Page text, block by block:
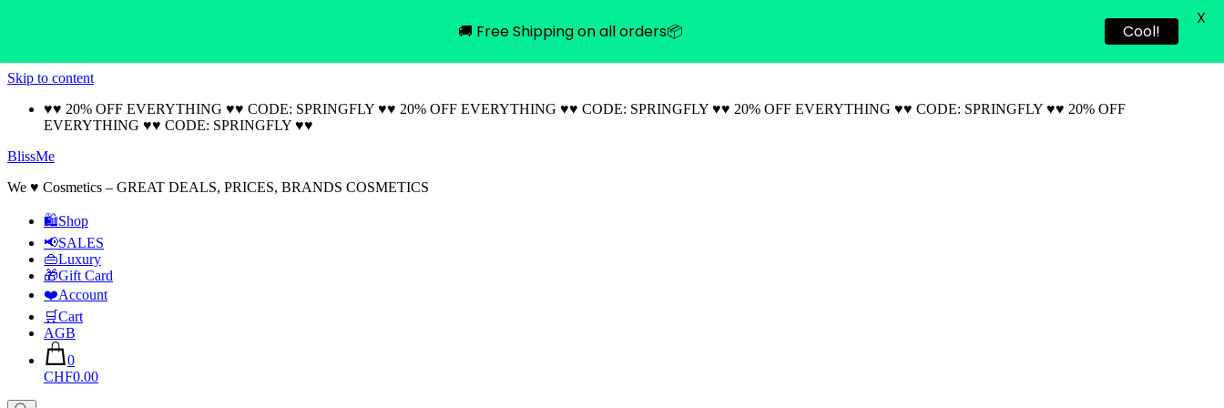
Skip to content
♥♥ 20% OFF EVERYTHING ♥♥ CODE: SPRINGFLY ♥♥ 20% OFF EVERYTHING ♥♥ CODE: SPRINGFLY ♥♥ 20% OFF EVERYTHING ♥♥ CODE: SPRINGFLY ♥♥ 20% OFF
EVERYTHING ♥♥ CODE: SPRINGFLY ♥♥
BlissMe
We ♥ Cosmetics – GREAT DEALS, PRICES, BRANDS COSMETICS
🛍Shop
📢SALES
👜Luxury
🎁Gift Card
❤️Account
🛒Cart
AGB
0
CHF0.00
🚚 Free Shipping on all orders📦 Cool!
X